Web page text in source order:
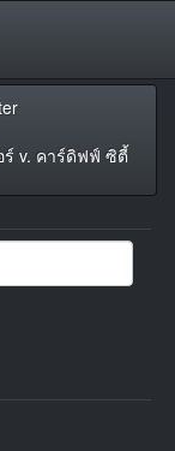
ร์ v. คาร์ดิฟฟ์ ซิตี้